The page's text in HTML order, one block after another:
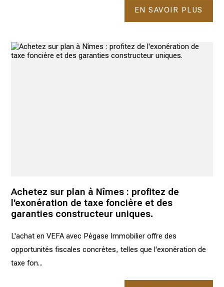
EN SAVOIR PLUS
Achetez sur plan à Nîmes : profitez de
l'exonération de taxe foncière et des
garanties constructeur uniques.
L'achat en VEFA avec Pégase Immobilier offre des
opportunités fiscales concrètes, telles que l'exonération de
taxe fon...